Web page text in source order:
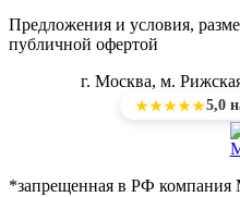
Предложения и условия,
публичной офертой
г. Москва, м.
★★★★★5,0
*запрещенная в РФ